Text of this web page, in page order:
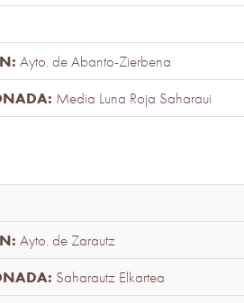
Ayto. de Abanto-Zierbena
Media Luna Roja Saharaui
Ayto. de Zarautz
Saharautz Elkartea